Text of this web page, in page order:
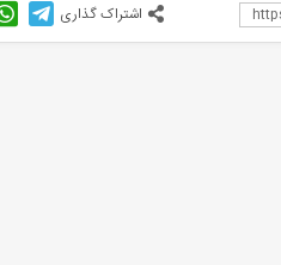
اشتراک گذاری